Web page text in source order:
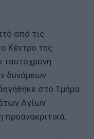
από τις
Κέντρο της
ταυτόχρονη
δυνάμεων
στο Τμήμα
Αγίων